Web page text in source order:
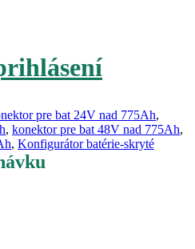
pre bat 24V nad 775Ah,
, konektor pre bat 48V nad 775Ah,
, Konfigurátor batérie-skryté